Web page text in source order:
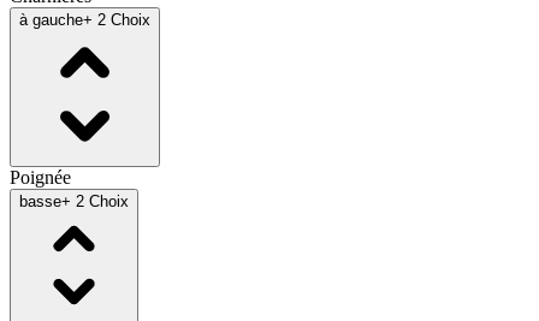
à gauche+ 2 Choix
Poignée
basse+ 2 Choix